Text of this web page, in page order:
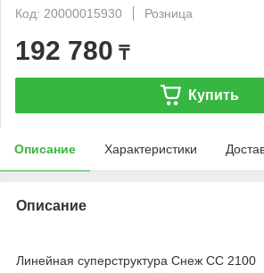
Код: 20000015930
Розница
192 780 ₸
Купить
Описание Характеристики
Описание
Линейная суперструктура Снеж CC 2100